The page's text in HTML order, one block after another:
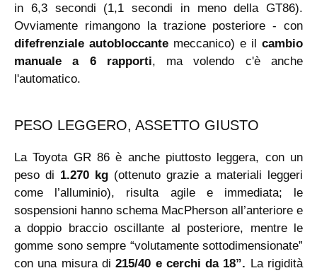
in 6,3 secondi (1,1 secondi in meno della GT86).
Ovviamente rimangono la trazione posteriore - con
difefrenziale autobloccante meccanico) e il cambio
manuale a 6 rapporti, ma volendo c'è anche
l'automatico.
PESO LEGGERO, ASSETTO GIUSTO
La Toyota GR 86 è anche piuttosto leggera, con un
peso di 1.270 kg (ottenuto grazie a materiali leggeri
come l’alluminio), risulta agile e immediata; le
sospensioni hanno schema MacPherson all’anteriore e
a doppio braccio oscillante al posteriore, mentre le
gomme sono sempre “volutamente sottodimensionate”
con una misura di215/40 e cerchi da 18”. La rigidità